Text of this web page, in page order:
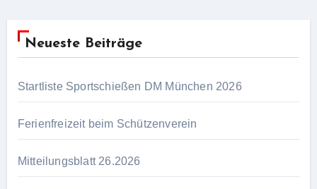
Neueste Beiträge
Startliste Sportschießen DM München 2026
Ferienfreizeit beim Schützenverein
Mitteilungsblatt 26.2026